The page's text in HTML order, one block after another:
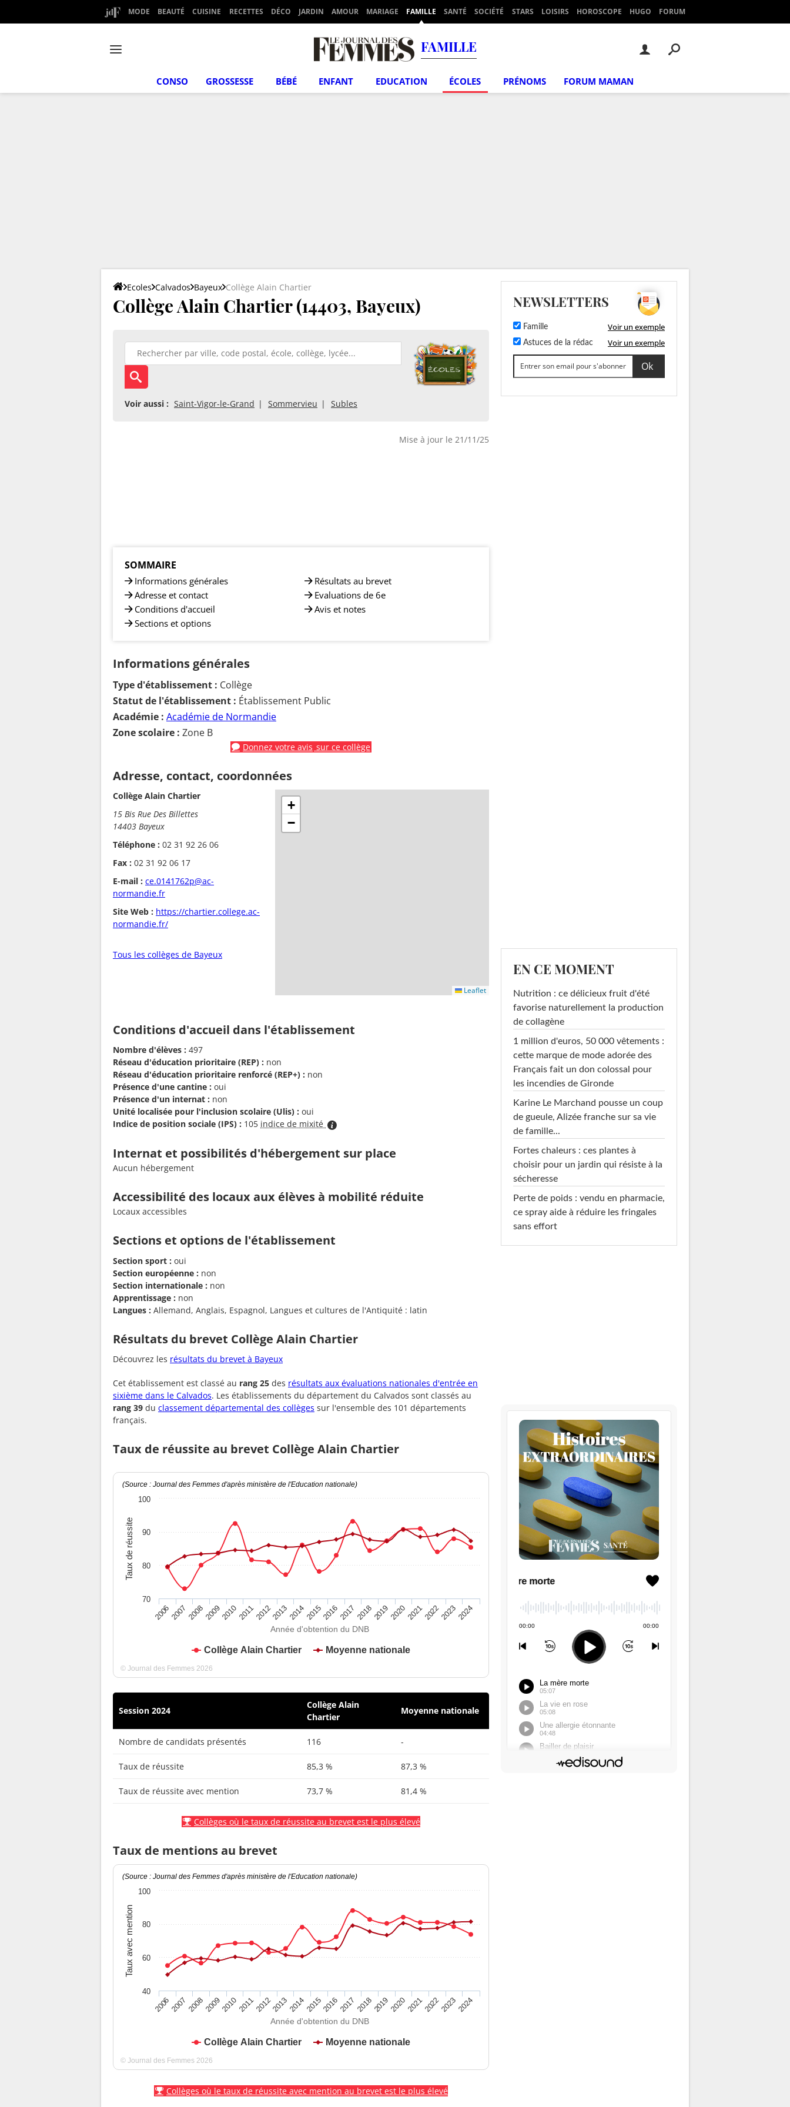
MODE BEAUTÉ CUISINE RECETTES DÉCO JARDIN AMOUR MARIAGE FAMILLE SANTÉ SOCIÉTÉ STARS LOISIRS HOROSCOPE HUGO FORUM
FAMILLE
CONSO GROSSESSE BÉBÉ ENFANT EDUCATION ÉCOLES PRÉNOMS FORUM MAMAN
Ecoles Calvados Bayeux Collège Alain Chartier
Collège Alain Chartier (14403, Bayeux)
Voir aussi : Saint-Vigor-le-Grand Sommervieu Subles
Mise à jour le 21/11/25
SOMMAIRE
Informations générales
Adresse et contact
Conditions d'accueil
Sections et options
Résultats au brevet
Evaluations de 6e
Avis et notes
Informations générales
Type d'établissement : Collège
Statut de l'établissement : Établissement Public
Académie : Académie de Normandie
Zone scolaire : Zone B
Donnez votre avis sur ce collège
Adresse, contact, coordonnées
Collège Alain Chartier
15 Bis Rue Des Billettes
14403 Bayeux
Téléphone : 02 31 92 26 06
Fax : 02 31 92 06 17
E-mail : ce.0141762p@ac-
normandie.fr
Site Web : https://chartier.college.ac-
normandie.fr/
Tous les collèges de Bayeux
+
−
Leaflet
Conditions d'accueil dans l'établissement
Nombre d'élèves : 497
Réseau d'éducation prioritaire (REP) : non
Réseau d'éducation prioritaire renforcé (REP+) : non
Présence d'une cantine : oui
Présence d'un internat : non
Unité localisée pour l'inclusion scolaire (Ulis) : oui
Indice de position sociale (IPS) : 105 indice de mixité
Internat et possibilités d'hébergement sur place
Aucun hébergement
Accessibilité des locaux aux élèves à mobilité réduite
Locaux accessibles
Sections et options de l'établissement
Section sport : oui
Section européenne : non
Section internationale : non
Apprentissage : non
Langues : Allemand, Anglais, Espagnol, Langues et cultures de l'Antiquité : latin
Résultats du brevet Collège Alain Chartier
Découvrez les résultats du brevet à Bayeux
Cet établissement est classé au rang 25 des résultats aux évaluations nationales d'entrée en
sixième dans le Calvados. Les établissements du département du Calvados sont classés au
rang 39 du classement départemental des collèges sur l'ensemble des 101 départements
français.
Taux de réussite au brevet Collège Alain Chartier
Année d'obtention du DNB
Taux de réussite
(Source : Journal des Femmes d'après ministère de l'Education nationale)
Collège Alain Chartier Moyenne nationale
2006200720082009201020112012201320142015201620172018201920202021202220232024
70
80
90
100
© Journal des Femmes 2026
Session 2024
Collège Alain
Chartier
Moyenne nationale
Nombre de candidats présentés 116 -
Taux de réussite 85,3 % 87,3 %
Taux de réussite avec mention 73,7 % 81,4 %
Collèges où le taux de réussite au brevet est le plus élevé
Taux de mentions au brevet
Année d'obtention du DNB
Taux avec mention
(Source : Journal des Femmes d'après ministère de l'Education nationale)
Collège Alain Chartier Moyenne nationale
2006200720082009201020112012201320142015201620172018201920202021202220232024
40
60
80
100
© Journal des Femmes 2026
Collèges où le taux de réussite avec mention au brevet est le plus élevé
NEWSLETTERS
Famille Voir un exemple
Astuces de la rédac Voir un exemple
EN CE MOMENT
Nutrition : ce délicieux fruit d'été
favorise naturellement la production
de collagène
1 million d'euros, 50 000 vêtements :
cette marque de mode adorée des
Français fait un don colossal pour
les incendies de Gironde
Karine Le Marchand pousse un coup
de gueule, Alizée franche sur sa vie
de famille...
Fortes chaleurs : ces plantes à
choisir pour un jardin qui résiste à la
sécheresse
Perte de poids : vendu en pharmacie,
ce spray aide à réduire les fringales
sans effort